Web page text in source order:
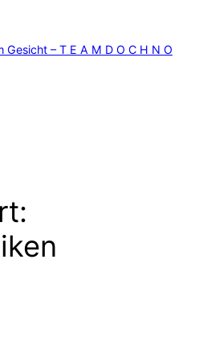
Gesicht – T E A M D O C H N O